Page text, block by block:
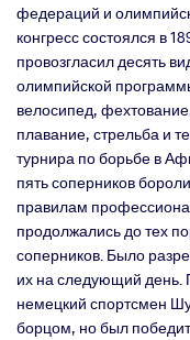
федераций и
конгресс состоялся в
провозгласил десять
олимпийской
велосипед,
плавание, стрельба и
турнира по борьбе в
пять соперников
правилам
продолжались до тех
соперников. Было
их на следующий
немецкий спортсмен
борцом, но был